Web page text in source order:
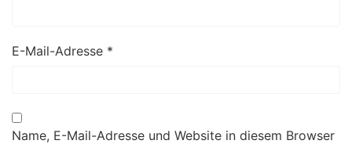
E-Mail-Adresse *
Name, E-Mail-Adresse und Website in diesem Browser